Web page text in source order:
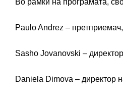
Во рамки на програмата,
Paulo Andrez –
Sasho Jovanovski –
Daniela Dimova – директор